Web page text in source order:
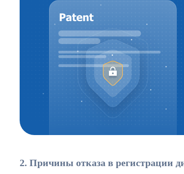
2. Причины отказа в регистрации